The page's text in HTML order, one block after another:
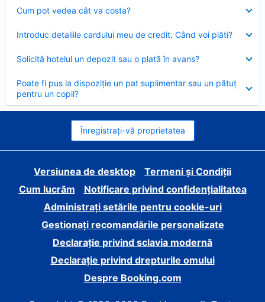
Cum pot vedea cât va costa?
închis
Introduc detaliile cardului meu de credit. Când voi plăti?
închis
Solicită hotelul un depozit sau o plată în avans?
închis
Poate fi pus la dispoziție un pat suplimentar sau un pătuț
pentru un copil?
închis
Înregistrați-vă proprietatea
Versiunea de desktop
Termeni și Condiții
Cum lucrăm
Notificare privind confidențialitatea
Administrați setările pentru cookie-uri
Gestionați recomandările personalizate
Declarație privind sclavia modernă
Declarație privind drepturile omului
Despre Booking.com